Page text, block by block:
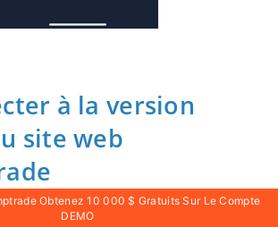
à la version
site web
trader sur la version mobile de la
Obtenez 10 000 $ Gratuits Sur Le Compte
DEMO